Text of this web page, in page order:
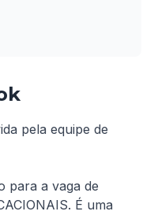
pela equipe de
para a vaga de
É uma